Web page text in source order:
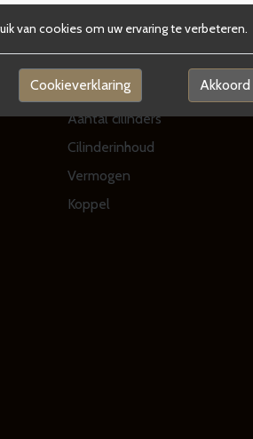
van cookies om uw ervaring te verbeteren.
Cookieverklaring Akkoord
Motor en
Transmissie
Aantal cilinders
Cilinderinhoud
Vermogen
Koppel